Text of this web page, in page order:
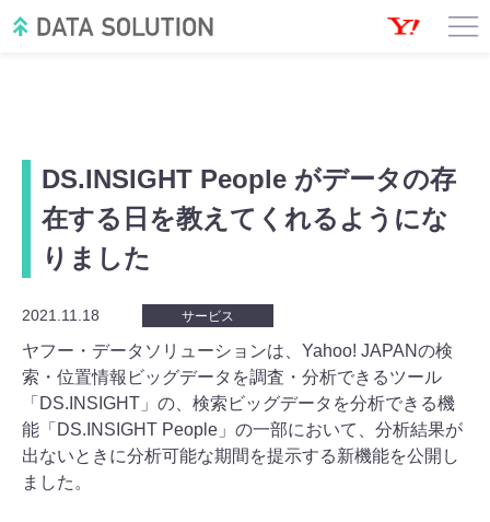
DS.INSIGHT People がデータの存
在する日を教えてくれるようにな
りました
2021.11.18 サービス
ヤフー・データソリューションは、Yahoo! JAPANの検
索・位置情報ビッグデータを調査・分析できるツール
「DS.INSIGHT」の、検索ビッグデータを分析できる機
能「DS.INSIGHT People」の一部において、分析結果が
出ないときに分析可能な期間を提示する新機能を公開し
ました。